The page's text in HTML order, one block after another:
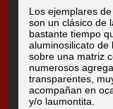
Los ejemplares
son un clásico de
bastante tiempo
aluminosilicato de
sobre una matriz
numerosos
transparentes,
acompañan en
y/o laumontita.